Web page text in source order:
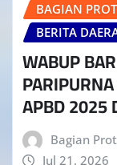
BAGIAN
BERITA
WABUP
APBD 2025
Bagian
Jul 21, 2026